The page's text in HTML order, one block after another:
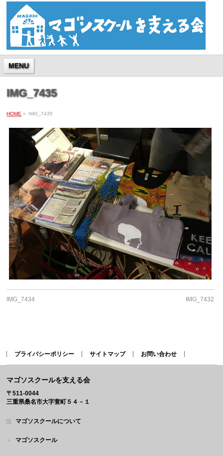
MENU
IMG_7435
HOME » IMG_7435
IMG_7434 IMG_7432
プライバシーポリシー サイトマップ お問い合わせ
マゴソスクールを支える会
〒511-0044
三重県桑名市大字萱町５４－１
マゴソスクールについて
マゴソスクール